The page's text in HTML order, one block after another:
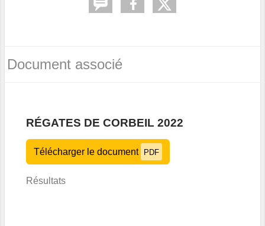
Document associé
RÉGATES DE CORBEIL 2022
Télécharger le document PDF
Résultats